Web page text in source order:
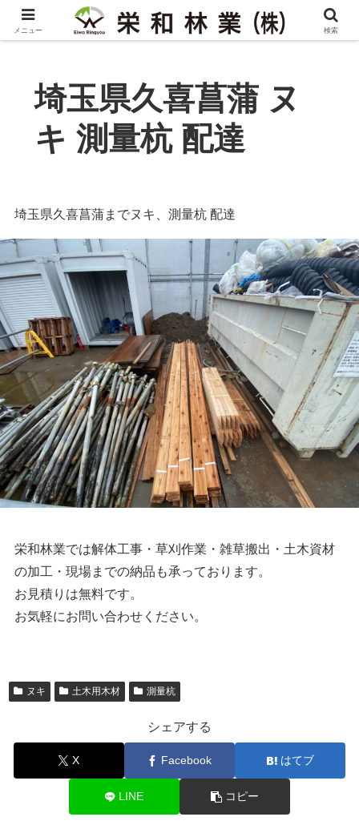
埼玉県久喜菖蒲 ヌ
キ 測量杭 配達
埼玉県久喜菖蒲までヌキ、測量杭 配達
栄和林業では解体工事・草刈作業・雑草搬出・土木資材
の加工・現場までの納品も承っております。
お見積りは無料です。
お気軽にお問い合わせください。
ヌキ 土木用木材 測量杭
シェアする
X Facebook はてブ
LINE コピー
メニュー 検索